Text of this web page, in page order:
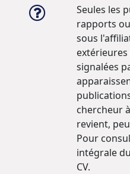
Seules les
rapports
sous
extérieures
signalées
chercheur
revient,
Pour
intégrale
CV.